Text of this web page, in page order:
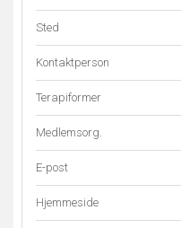
Sted
Kontaktperson
Terapiformer
Medlemsorg.
E-post
Hjemmeside